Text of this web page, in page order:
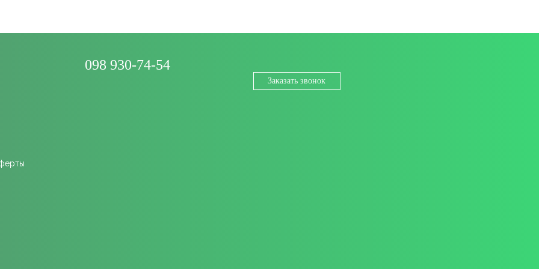
098 930-74-54
Заказать звонок